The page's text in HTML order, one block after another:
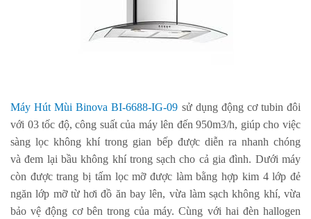
Máy Hút Mùi Binova BI-6688-IG-09 sử dụng động cơ tubin đôi
với 03 tốc độ, công suất của máy lên đến 950m3/h, giúp cho việc
sàng lọc không khí trong gian bếp được diễn ra nhanh chóng
và đem lại bầu không khí trong sạch cho cả gia đình. Dưới máy
còn được trang bị tấm lọc mỡ được làm bằng hợp kim 4 lớp đẻ
ngăn lớp mỡ từ hơi đồ ăn bay lên, vừa làm sạch không khí, vừa
bảo vệ động cơ bên trong của máy. Cùng với hai đèn hallogen